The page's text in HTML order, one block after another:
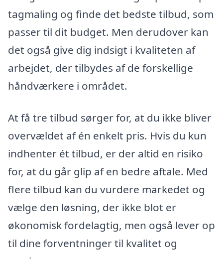
tagmaling og finde det bedste tilbud, som
passer til dit budget. Men derudover kan
det også give dig indsigt i kvaliteten af
arbejdet, der tilbydes af de forskellige
håndværkere i området.
At få tre tilbud sørger for, at du ikke bliver
overvældet af én enkelt pris. Hvis du kun
indhenter ét tilbud, er der altid en risiko
for, at du går glip af en bedre aftale. Med
flere tilbud kan du vurdere markedet og
vælge den løsning, der ikke blot er
økonomisk fordelagtig, men også lever op
til dine forventninger til kvalitet og